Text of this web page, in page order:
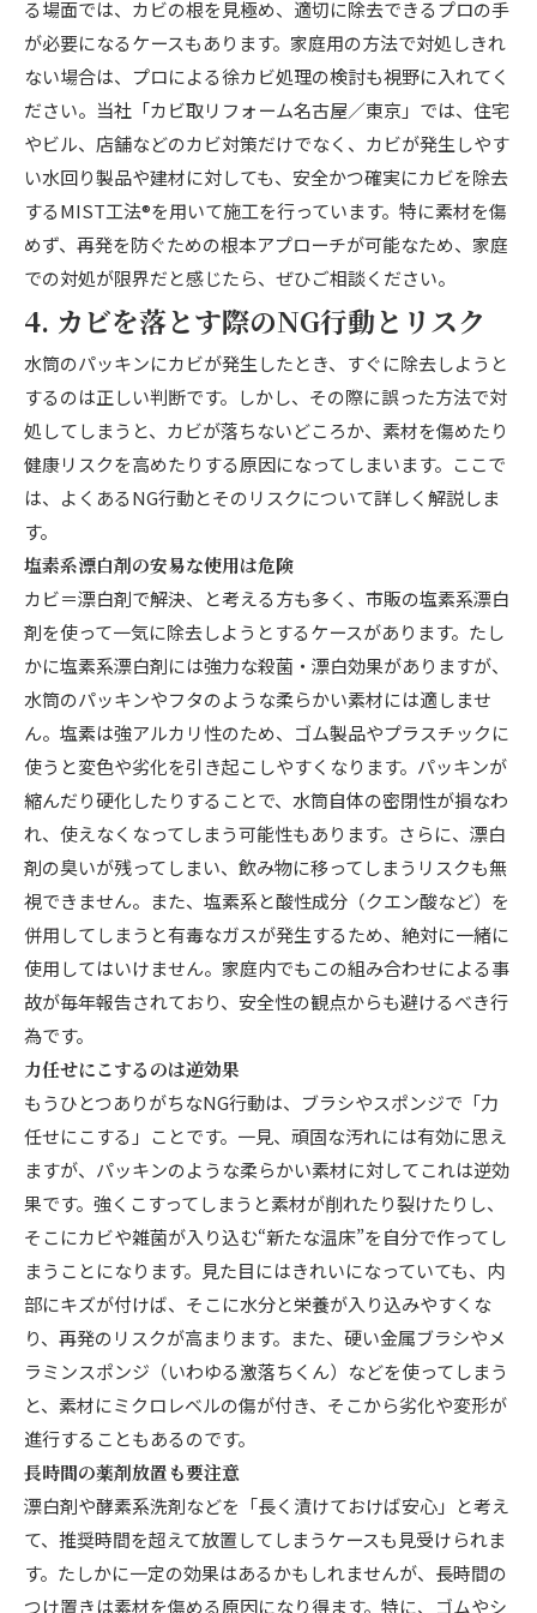
る場面では、カビの根を見極め、適切に除去できるプロの手
が必要になるケースもあります。家庭用の方法で対処しきれ
ない場合は、プロによる徐カビ処理の検討も視野に入れてく
ださい。当社「カビ取リフォーム名古屋／東京」では、住宅
やビル、店舗などのカビ対策だけでなく、カビが発生しやす
い水回り製品や建材に対しても、安全かつ確実にカビを除去
するMIST工法®を用いて施工を行っています。特に素材を傷
めず、再発を防ぐための根本アプローチが可能なため、家庭
での対処が限界だと感じたら、ぜひご相談ください。
4. カビを落とす際のNG行動とリスク
水筒のパッキンにカビが発生したとき、すぐに除去しようと
するのは正しい判断です。しかし、その際に誤った方法で対
処してしまうと、カビが落ちないどころか、素材を傷めたり
健康リスクを高めたりする原因になってしまいます。ここで
は、よくあるNG行動とそのリスクについて詳しく解説しま
す。
塩素系漂白剤の安易な使用は危険
カビ＝漂白剤で解決、と考える方も多く、市販の塩素系漂白
剤を使って一気に除去しようとするケースがあります。たし
かに塩素系漂白剤には強力な殺菌・漂白効果がありますが、
水筒のパッキンやフタのような柔らかい素材には適しませ
ん。塩素は強アルカリ性のため、ゴム製品やプラスチックに
使うと変色や劣化を引き起こしやすくなります。パッキンが
縮んだり硬化したりすることで、水筒自体の密閉性が損なわ
れ、使えなくなってしまう可能性もあります。さらに、漂白
剤の臭いが残ってしまい、飲み物に移ってしまうリスクも無
視できません。また、塩素系と酸性成分（クエン酸など）を
併用してしまうと有毒なガスが発生するため、絶対に一緒に
使用してはいけません。家庭内でもこの組み合わせによる事
故が毎年報告されており、安全性の観点からも避けるべき行
為です。
力任せにこするのは逆効果
もうひとつありがちなNG行動は、ブラシやスポンジで「力
任せにこする」ことです。一見、頑固な汚れには有効に思え
ますが、パッキンのような柔らかい素材に対してこれは逆効
果です。強くこすってしまうと素材が削れたり裂けたりし、
そこにカビや雑菌が入り込む“新たな温床”を自分で作ってし
まうことになります。見た目にはきれいになっていても、内
部にキズが付けば、そこに水分と栄養が入り込みやすくな
り、再発のリスクが高まります。また、硬い金属ブラシやメ
ラミンスポンジ（いわゆる激落ちくん）などを使ってしまう
と、素材にミクロレベルの傷が付き、そこから劣化や変形が
進行することもあるのです。
長時間の薬剤放置も要注意
漂白剤や酵素系洗剤などを「長く漬けておけば安心」と考え
て、推奨時間を超えて放置してしまうケースも見受けられま
す。たしかに一定の効果はあるかもしれませんが、長時間の
つけ置きは素材を傷める原因になり得ます。特に、ゴムやシ